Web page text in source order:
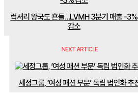
럭셔리 왕국도 흔들…LVMH 3분기 매출 -3%
감소
NEXT ARTICLE
세정그룹, ‘여성 패션 부문’ 독립 법인화 추